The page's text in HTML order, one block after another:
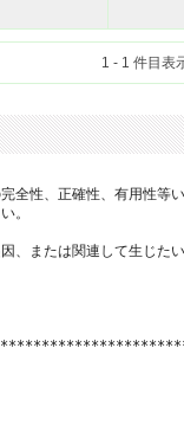
1 - 1 件目表
性、正確性、有用性等
。
、または関連して生じた